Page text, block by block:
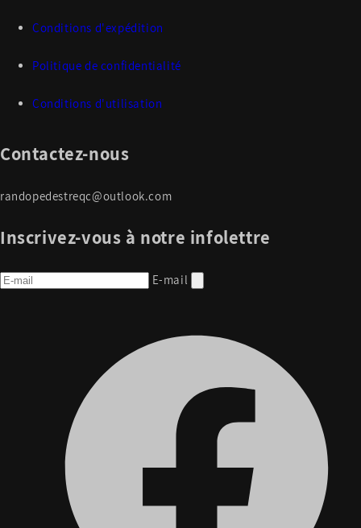
Conditions d'expédition
Politique de confidentialité
Conditions d'utilisation
Contactez-nous
randopedestreqc@outlook.com
Inscrivez-vous à notre infolettre
E-mail